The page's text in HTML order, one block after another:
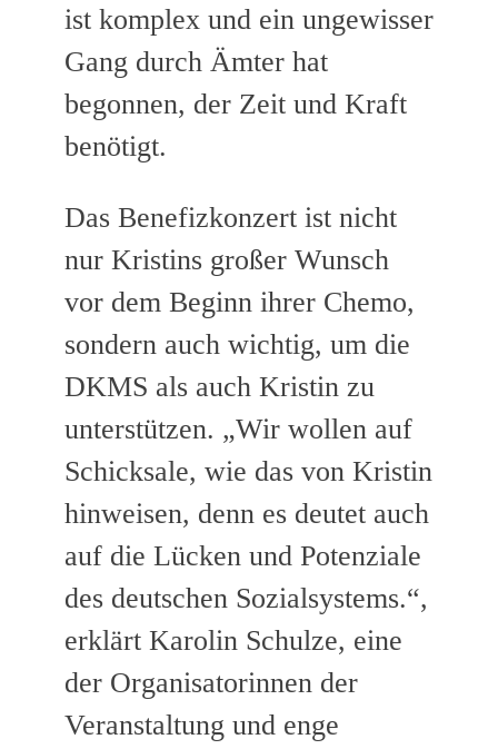
ist komplex und ein ungewisser
Gang durch Ämter hat
begonnen, der Zeit und Kraft
benötigt.
Das Benefizkonzert ist nicht
nur Kristins großer Wunsch
vor dem Beginn ihrer Chemo,
sondern auch wichtig, um die
DKMS als auch Kristin zu
unterstützen. „Wir wollen auf
Schicksale, wie das von Kristin
hinweisen, denn es deutet auch
auf die Lücken und Potenziale
des deutschen Sozialsystems.“,
erklärt Karolin Schulze, eine
der Organisatorinnen der
Veranstaltung und enge